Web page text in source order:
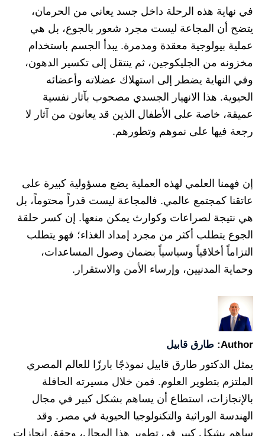
في نهاية هذه الرحلة داخل جسد يعاني من الحرمان،
يتضح أن المجاعة ليست مجرد شعور بالجوع، بل هي
عملية بيولوجية معقدة ومدمرة. يبدأ الجسم باستخدام
مخزونه من الجليكوجين، ثم ينتقل إلى تكسير الدهون،
وفي النهاية يضطر إلى استهلاك عضلاته وأعضائه
الحيوية. هذا الانهيار الجسدي مصحوب بآثار نفسية
عميقة، خاصة على الأطفال الذين قد يعانون من آثار لا
رجعة فيها على نموهم وتطورهم.
إن فهمنا العلمي لهذه العملية يضع مسؤولية كبيرة على
عاتقنا كمجتمع عالمي. فالمجاعة ليست قدراً محتوماً، بل
هي نتيجة لصراعات وكوارث يمكن منعها. إن كسر حلقة
الجوع يتطلب أكثر من مجرد إمداد الغذاء؛ فهو يتطلب
التزاماً أخلاقياً وسياسياً بضمان وصول المساعدات،
وحماية المدنيين، وإرساء الأمن والاستقرار.
Author: طارق قابيل
يمثل الدكتور طارق قابيل نموذجًا بارزًا للعالم المصري
الملتزم بتطوير العلوم. فمن خلال مسيرته الحافلة
بالإنجازات، استطاع أن يساهم بشكل كبير في مجال
الهندسة الوراثية والتكنولوجيا الحيوية في مصر. وقد
ساهم بشكل كبير في تطوير هذا المجال، وحقق إنجازات